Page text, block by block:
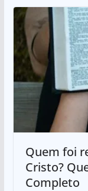
Quem foi
Cristo?
Completo